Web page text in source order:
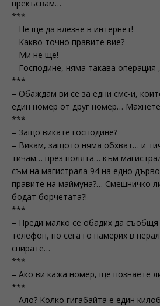
прекъсвам…
***
– Не ще да влезне в интернет!
– Какво точно правите вие?
– Ми не ще!
– Господине, няма такава операция
***
– Обаждам ви се за едни смс-и,
един номер от друг номер… Махнете
***
– Защо викате господине?
– Викам, защото няма обхват… и
тичам… през полята… към
съм на магистрала 94 на едно
правите на маймуна?… Смешничко
бодат борчетата?!
***
– Преди малко се обадих да съобщя
телефон, но сега го намерих в
спирате…
***
– Ако ви кажа номер, ще познаете
***
– Ало? Колко гигабайта е един